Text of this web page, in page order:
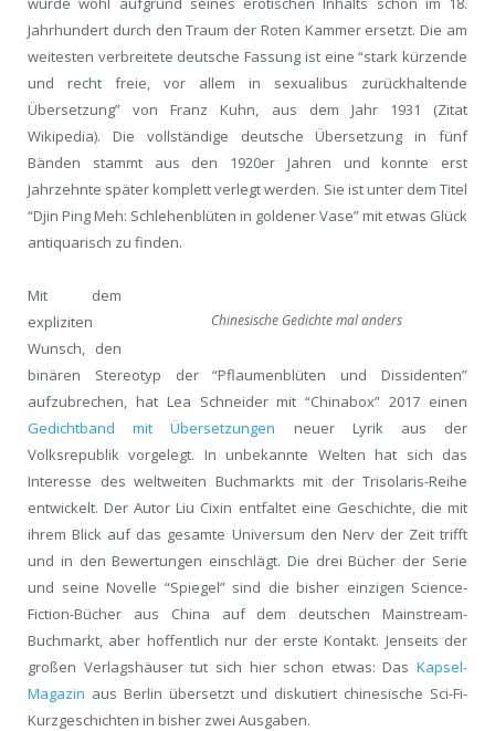
Jahrhundert durch den Traum der Roten Kammer ersetzt. Die am
weitesten verbreitete deutsche Fassung ist eine “stark kürzende
und recht freie, vor allem in sexualibus zurückhaltende
Übersetzung” von Franz Kuhn, aus dem Jahr 1931 (Zitat
Wikipedia). Die vollständige deutsche Übersetzung in fünf
Bänden stammt aus den 1920er Jahren und konnte erst
Jahrzehnte später komplett verlegt werden. Sie ist unter dem Titel
“Djin Ping Meh: Schlehenblüten in goldener Vase” mit etwas Glück
antiquarisch zu finden.
Chinesische Gedichte mal anders
Mit dem
expliziten
Wunsch, den
binären Stereotyp der “Pflaumenblüten und Dissidenten”
aufzubrechen, hat Lea Schneider mit “Chinabox” 2017 einen
Gedichtband mit Übersetzungen
neuer Lyrik aus der
Volksrepublik vorgelegt. In unbekannte Welten hat sich das
Interesse des weltweiten Buchmarkts mit der Trisolaris-Reihe
entwickelt. Der Autor Liu Cixin entfaltet eine Geschichte, die mit
ihrem Blick auf das gesamte Universum den Nerv der Zeit trifft
und in den Bewertungen einschlägt. Die drei Bücher der Serie
und seine Novelle “Spiegel” sind die bisher einzigen Science-
Fiction-Bücher aus China auf dem deutschen Mainstream-
Buchmarkt, aber hoffentlich nur der erste Kontakt. Jenseits der
großen Verlagshäuser tut sich hier schon etwas: Das Kapsel-
Magazin aus Berlin übersetzt und diskutiert chinesische Sci-Fi-
Kurzgeschichten in bisher zwei Ausgaben.